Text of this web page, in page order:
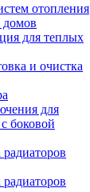
отопления
домов
для теплых
и очистка
для
боковой